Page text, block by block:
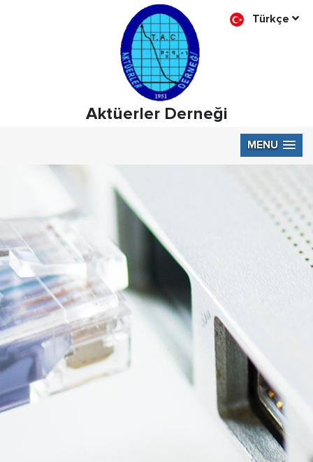
Aktüerler Derneği
MENU
Türkçe